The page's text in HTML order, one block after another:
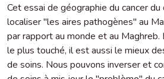
Cet essai de géographie du cancer
localiser "les aires pathogènes" au
par rapport au monde et au
le plus touché, il est aussi le mieux
de soins. Nous pouvons inverser et